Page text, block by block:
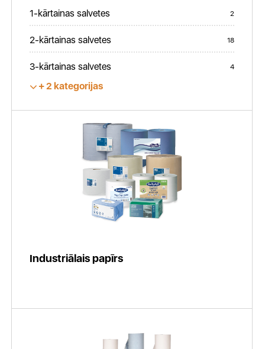
1-kārtainas salvetes 2
2-kārtainas salvetes 18
3-kārtainas salvetes 4
2 kategorijas
Industriālais papīrs